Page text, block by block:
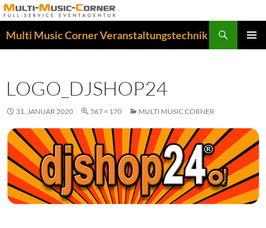
Zum
Inhalt
springen
Multi Music Corner Veranstaltungstechnik
LOGO_DJSHOP24
31. JANUAR 2020 567 × 170 MULTI MUSIC CORNER